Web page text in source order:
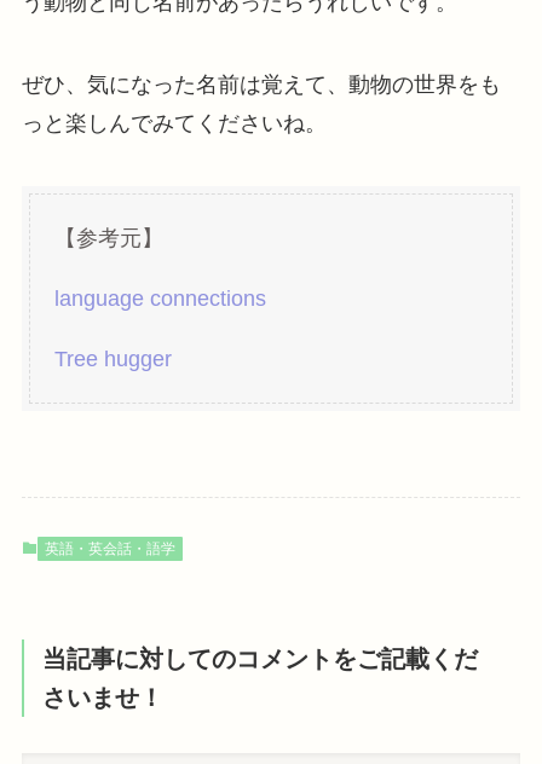
ぜひ、気になった名前は覚えて、動物の世界をも
っと楽しんでみてくださいね。
【参考元】
language connections
Tree hugger
英語・英会話・語学
当記事に対してのコメントをご記載くだ
さいませ！